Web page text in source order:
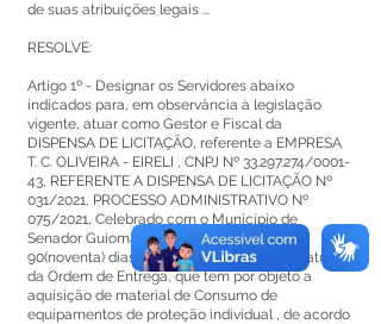
de suas atribuições legais ...
RESOLVE:
Artigo 1º - Designar os Servidores abaixo
indicados para, em observância à legislação
vigente, atuar como Gestor e Fiscal da
DISPENSA DE LICITAÇÃO, referente a EMPRESA
T. C. OLIVEIRA - EIRELI , CNPJ Nº 33.297.274/0001-
43, REFERENTE A DISPENSA DE LICITAÇÃO Nº
031/2021, PROCESSO ADMINISTRATIVO Nº
075/2021, Celebrado com o Município de
Senador Guiomard, com vigência de até
90(noventa) dias a contar da data da assinatura
da Ordem de Entrega, que tem por objeto a
aquisição de material de Consumo de
equipamentos de proteção individual , de acordo